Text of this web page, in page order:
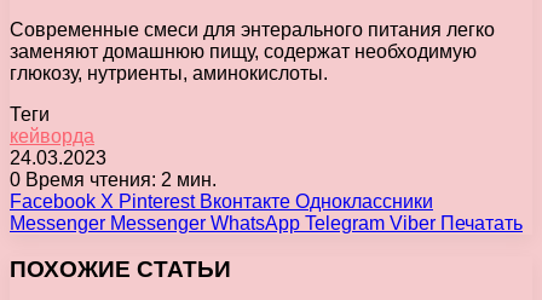
Современные смеси для энтерального питания легко
заменяют домашнюю пищу, содержат необходимую
глюкозу, нутриенты, аминокислоты.
Теги
кейворда
24.03.2023
0 Время чтения: 2 мин.
Facebook X Pinterest Вконтакте Одноклассники
Messenger Messenger WhatsApp Telegram Viber Печатать
ПОХОЖИЕ СТАТЬИ